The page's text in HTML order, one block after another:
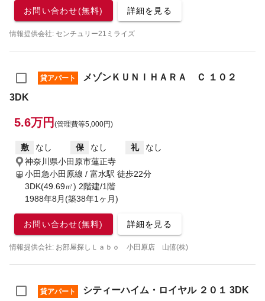
お問い合わせ(無料) 詳細を見る
情報提供会社: センチュリー21ミライズ
貸アパート
メゾンＫＵＮＩＨＡＲＡ Ｃ １０２
3DK
5.6万円 (管理費等5,000円)
敷 なし 保 なし 礼
なし
神奈川県小田原市蓮正寺
小田急小田原線 / 富水駅 徒歩22分
3DK(49.69㎡) 2階建/1階
1988年8月(築38年1ヶ月)
お問い合わせ(無料) 詳細を見る
情報提供会社: お部屋探しＬａｂｏ 小田原店 山僖(株)
貸アパート シティーハイム・ロイヤル ２０１ 3DK